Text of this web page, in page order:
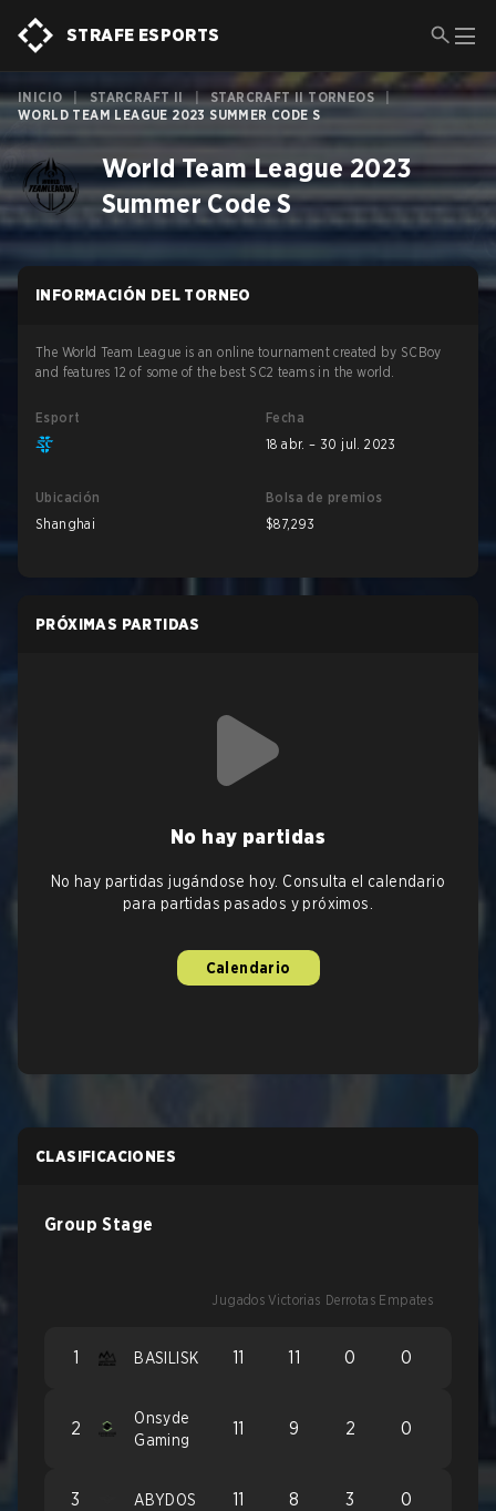
STRAFE ESPORTS
INICIO | STARCRAFT II | STARCRAFT II TORNEOS
|
WORLD TEAM LEAGUE 2023 SUMMER CODE S
World Team League 2023
Summer Code S
INFORMACIÓN DEL TORNEO
The World Team League is an online tournament created by SCBoy
and features 12 of some of the best SC2 teams in the world.
Esport
Fecha
18 abr. – 30 jul. 2023
Ubicación
Shanghai
Bolsa de premios
$87,293
PRÓXIMAS PARTIDAS
No hay partidas
No hay partidas jugándose hoy. Consulta el calendario
para partidas pasados y próximos.
Calendario
CLASIFICACIONES
Group Stage
Jugados Victorias Derrotas Empates
1 BASILISK 11 11 0 0
2
Onsyde
Gaming
11 9 2 0
3 ABYDOS 11 8 3 0